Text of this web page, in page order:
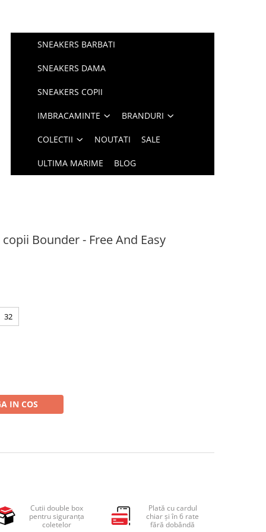
SNEAKERS BARBATI
SNEAKERS DAMA
SNEAKERS COPII
IMBRACAMINTE BRANDURI
COLECTII NOUTATI SALE
ULTIMA MARIME BLOG
Bounder - Free And Easy
32
IN COS
Cutii double box
pentru siguranța
coletelor
Plată cu cardul
chiar și în 6 rate
fără dobândă